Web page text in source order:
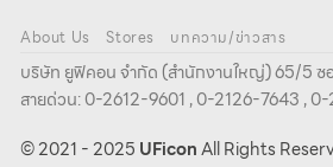
About Us Stores บทความ/ข่าวสาร
บริษัท ยูฟิคอน จํากัด (สํานักงานใหญ่) 65/5
สายด่วน: 0-2612-9601 , 0-2126-7643 ,
© 2021 - 2025 UFiconAll Rights